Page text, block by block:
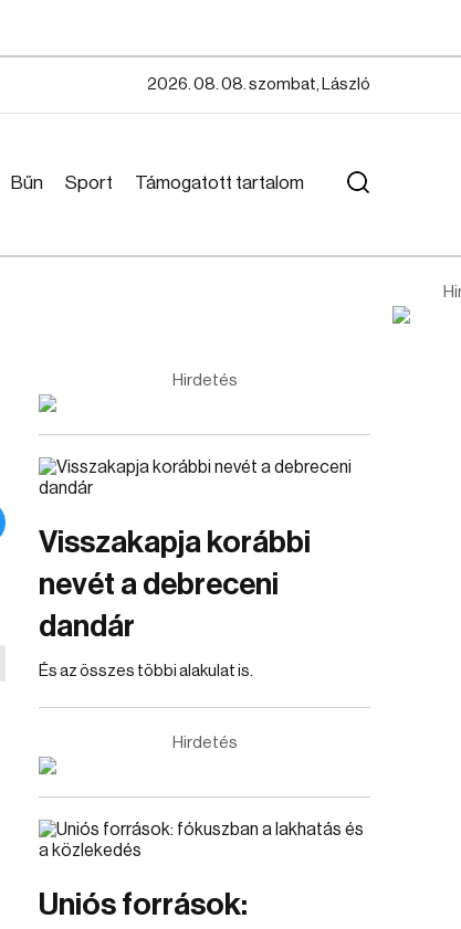
2026. 08. 08. szombat, László
Bűn Sport Támogatott tartalom
Hirdetés
Visszakapja korábbi
nevét a debreceni
dandár
És az összes többi alakulat is.
Hirdetés
Uniós források: